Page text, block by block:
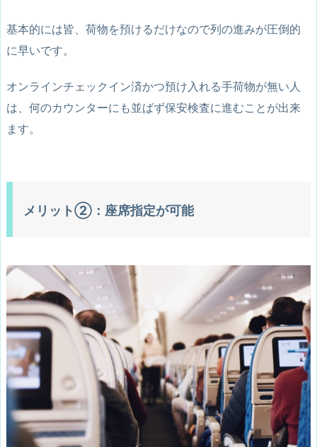
基本的には皆、荷物を預けるだけなので列の進みが圧倒的
に早いです。
オンラインチェックイン済かつ預け入れる手荷物が無い人
は、何のカウンターにも並ばず保安検査に進むことが出来
ます。
メリット②：座席指定が可能